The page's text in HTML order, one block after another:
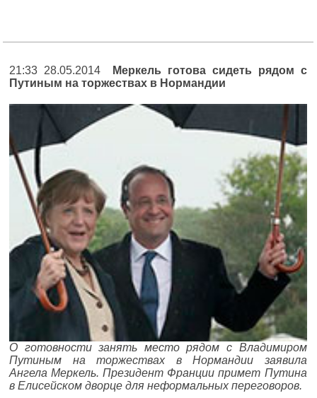
21:33 28.05.2014
Меркель готова сидеть рядом с
Путиным на торжествах в Нормандии
О готовности занять место рядом с Владимиром
Путиным на торжествах в Нормандии заявила
Ангела Меркель. Президент Франции примет Путина
в Елисейском дворце для неформальных переговоров.